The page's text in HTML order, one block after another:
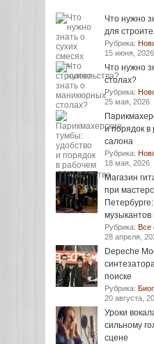
Что нужно
для
Рубрика:
15 июня, 2026
Что нужно
столах?
Рубрика:
25 мая, 2026
и порядок в
салона
Рубрика:
18 мая, 2026
Магазин
при
музыкантов
Рубрика: Все
28 апреля,
Depeche
поиске
Рубрика:
20 августа,
Уроки
сильному
сцене